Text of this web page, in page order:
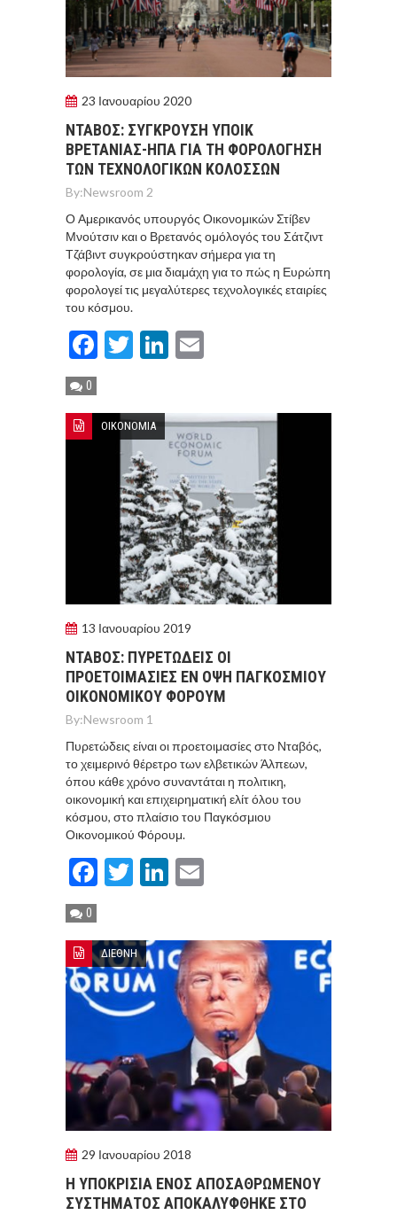
23 Ιανουαρίου 2020
ΝΤΑΒΟΣ: ΣΥΓΚΡΟΥΣΗ ΥΠΟΙΚ
ΒΡΕΤΑΝΙΑΣ-ΗΠΑ ΓΙΑ ΤΗ ΦΟΡΟΛΟΓΗΣΗ
ΤΩΝ ΤΕΧΝΟΛΟΓΙΚΩΝ ΚΟΛΟΣΣΩΝ
By:Newsroom 2
Ο Αμερικανός υπουργός Οικονομικών Στίβεν
Μνούτσιν και ο Βρετανός ομόλογός του Σάτζιντ
Τζάβιντ συγκρούστηκαν σήμερα για τη
φορολογία, σε μια διαμάχη για το πώς η Ευρώπη
φορολογεί τις μεγαλύτερες τεχνολογικές εταιρίες
του κόσμου.
Facebook
TwitterLinkedIn
0
ΟΙΚΟΝΟΜΙΑ
13 Ιανουαρίου 2019
ΝΤΑΒΟΣ: ΠΥΡΕΤΩΔΕΙΣ ΟΙ
ΠΡΟΕΤΟΙΜΑΣΙΕΣ ΕΝ ΟΨΗ ΠΑΓΚΟΣΜΙΟΥ
ΟΙΚΟΝΟΜΙΚΟΥ ΦΟΡΟΥΜ
By:Newsroom 1
Πυρετώδεις είναι οι προετοιμασίες στο Νταβός,
το χειμερινό θέρετρο των ελβετικών Άλπεων,
όπου κάθε χρόνο συναντάται η πολιτικη,
οικονομική και επιχειρηματική ελίτ όλου του
κόσμου, στο πλαίσιο του Παγκόσμιου
Οικονομικού Φόρουμ.
Facebook
TwitterLinkedIn
0
ΔΙΕΘΝΗ
29 Ιανουαρίου 2018
Η ΥΠΟΚΡΙΣΙΑ ΕΝΟΣ ΑΠΟΣΑΘΡΩΜΕΝΟΥ
ΣΥΣΤΗΜΑΤΟΣ ΑΠΟΚΑΛΥΦΘΗΚΕ ΣΤΟ